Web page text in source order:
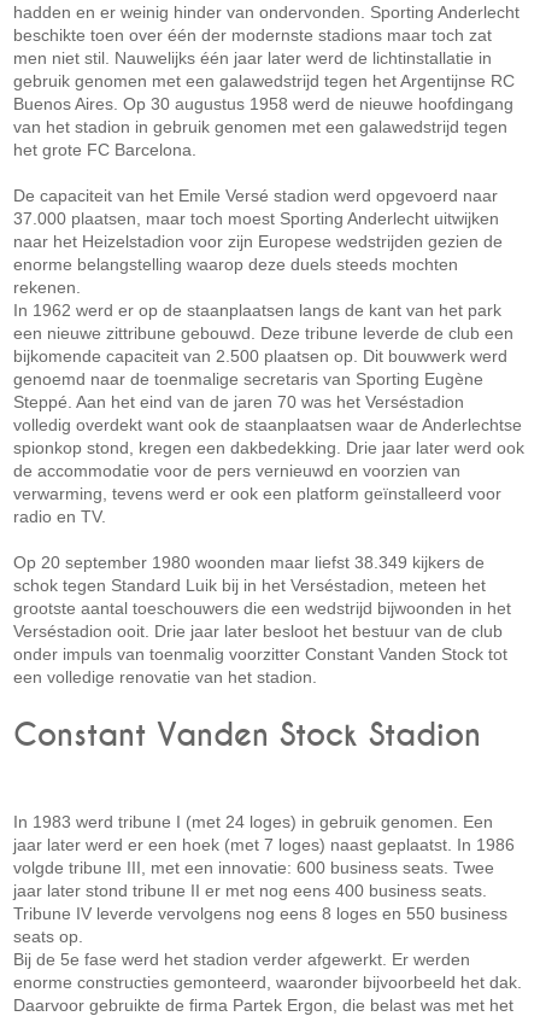
hadden en er weinig hinder van ondervonden. Sporting Anderlecht
beschikte toen over één der modernste stadions maar toch zat
men niet stil. Nauwelijks één jaar later werd de lichtinstallatie in
gebruik genomen met een galawedstrijd tegen het Argentijnse RC
Buenos Aires. Op 30 augustus 1958 werd de nieuwe hoofdingang
van het stadion in gebruik genomen met een galawedstrijd tegen
het grote FC Barcelona.
De capaciteit van het Emile Versé stadion werd opgevoerd naar
37.000 plaatsen, maar toch moest Sporting Anderlecht uitwijken
naar het Heizelstadion voor zijn Europese wedstrijden gezien de
enorme belangstelling waarop deze duels steeds mochten
rekenen.
In 1962 werd er op de staanplaatsen langs de kant van het park
een nieuwe zittribune gebouwd. Deze tribune leverde de club een
bijkomende capaciteit van 2.500 plaatsen op. Dit bouwwerk werd
genoemd naar de toenmalige secretaris van Sporting Eugène
Steppé. Aan het eind van de jaren 70 was het Verséstadion
volledig overdekt want ook de staanplaatsen waar de Anderlechtse
spionkop stond, kregen een dakbedekking. Drie jaar later werd ook
de accommodatie voor de pers vernieuwd en voorzien van
verwarming, tevens werd er ook een platform geïnstalleerd voor
radio en TV.
Op 20 september 1980 woonden maar liefst 38.349 kijkers de
schok tegen Standard Luik bij in het Verséstadion, meteen het
grootste aantal toeschouwers die een wedstrijd bijwoonden in het
Verséstadion ooit. Drie jaar later besloot het bestuur van de club
onder impuls van toenmalig voorzitter Constant Vanden Stock tot
een volledige renovatie van het stadion.
Constant Vanden Stock Stadion
In 1983 werd tribune I (met 24 loges) in gebruik genomen. Een
jaar later werd er een hoek (met 7 loges) naast geplaatst. In 1986
volgde tribune III, met een innovatie: 600 business seats. Twee
jaar later stond tribune II er met nog eens 400 business seats.
Tribune IV leverde vervolgens nog eens 8 loges en 550 business
seats op.
Bij de 5e fase werd het stadion verder afgewerkt. Er werden
enorme constructies gemonteerd, waaronder bijvoorbeeld het dak.
Daarvoor gebruikte de firma Partek Ergon, die belast was met het